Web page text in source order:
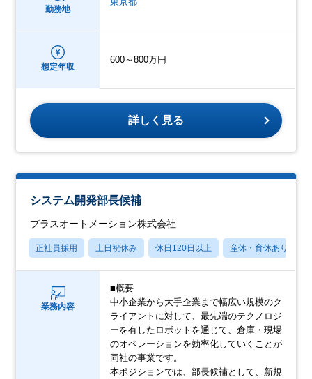
勤務地
想定年収
600～800万円
詳しく見る
システム開発部長候補
プラスオートメーション株式会社
正社員採用 土日祝休み 休日120日以上 産休・育休あり
業務内容
■概要
中小企業から大手企業まで幅広い規模のク
ライアントに対して、最先端のテクノロジ
ーを有したロボットを通じて、倉庫・現場
のオペレーションを効率化していくことが
同社の事業です。
本ポジションでは、部長候補として、新規